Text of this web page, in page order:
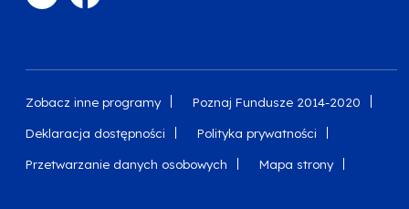
Zobacz inne programy Poznaj Fundusze 2014-2020
Deklaracja dostępności Polityka prywatności
Przetwarzanie danych osobowych Mapa strony